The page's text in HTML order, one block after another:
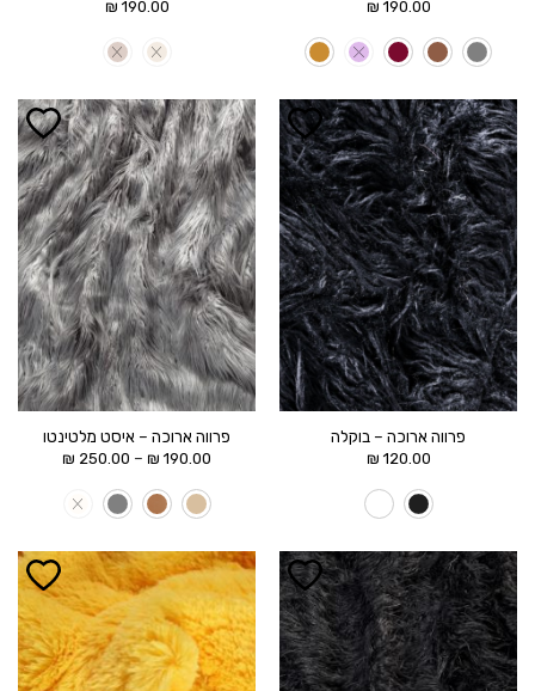
190.00
₪
190.00
₪
הוסף ל
WISHLIST
פרווה ארוכה – בוקלה
120.00
₪
הוסף ל
WISHLIST
פרווה ארוכה – איסט מלטינטו
190.00
₪
–
250.00
₪
הוסף ל
WISHLIST
הוסף ל
WISHLIST